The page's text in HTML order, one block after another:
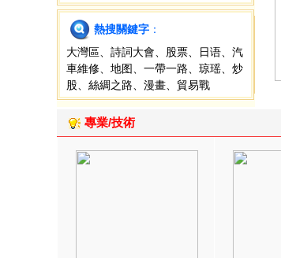
熱搜關鍵字 ：
大灣區
詩詞大會 股票 日语
汽
車維修
地图 一帶一路 琼瑶
炒
股
絲綢之路 漫畫 貿易戰
專業/技術